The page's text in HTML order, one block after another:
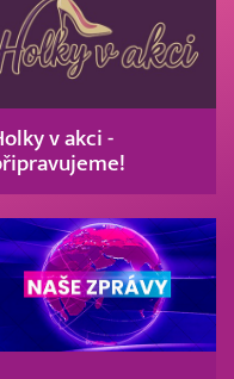
v akci -